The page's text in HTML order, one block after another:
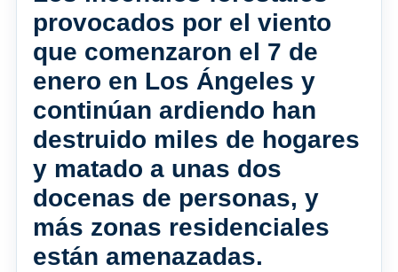
provocados por el viento
que comenzaron el 7 de
enero en Los Ángeles y
continúan ardiendo han
destruido miles de hogares
y matado a unas dos
docenas de personas, y
más zonas residenciales
están amenazadas.